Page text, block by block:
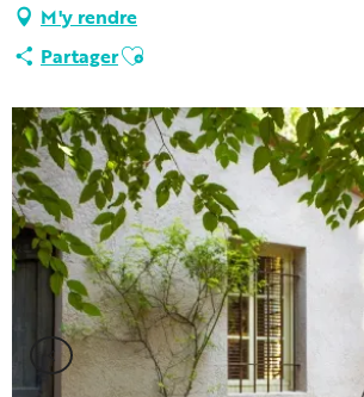
M'y rendre
PartagerAjouter aux favoris